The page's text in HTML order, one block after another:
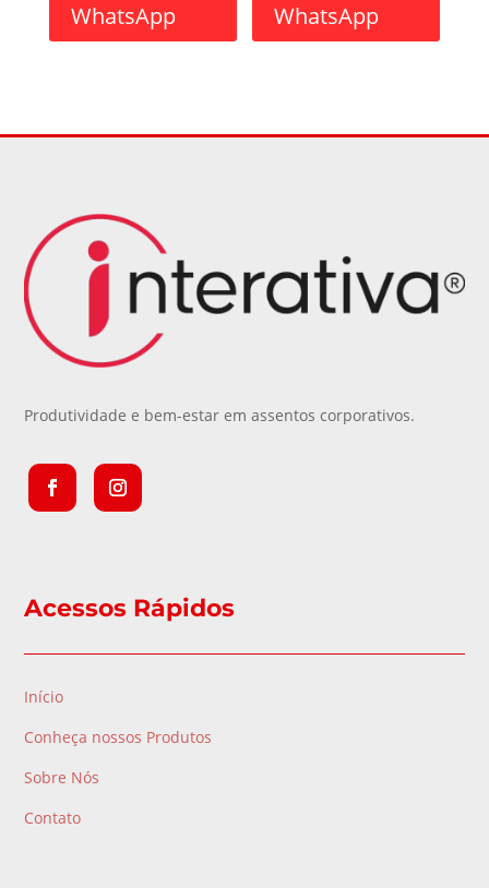
WhatsApp
WhatsApp
Produtividade e bem-estar em assentos corporativos.
Acessos Rápidos
Início
Conheça nossos Produtos
Sobre Nós
Contato